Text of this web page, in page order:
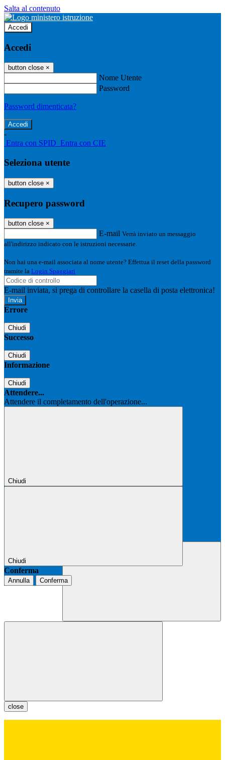
Salta al contenuto
Accedi
Accedi
button close ×
Nome Utente
Password
Password dimenticata?
-
Entra con SPID Entra con CIE
Seleziona utente
button close ×
Recupero password
button close ×
E-mail Verrà inviato un messaggio
all'indirizzo indicato con le istruzioni necessarie.
Non hai una e-mail associata al nome utente? Effettua il reset della password
tramite la Login Spaggiari
E-mail inviata, si prega di controllare la casella di posta elettronica!
Errore
Chiudi
Successo
Chiudi
Informazione
Chiudi
Attendere...
Attendere il completamento dell'operazione...
Chiudi
Chiudi
Conferma
Annulla Conferma
close